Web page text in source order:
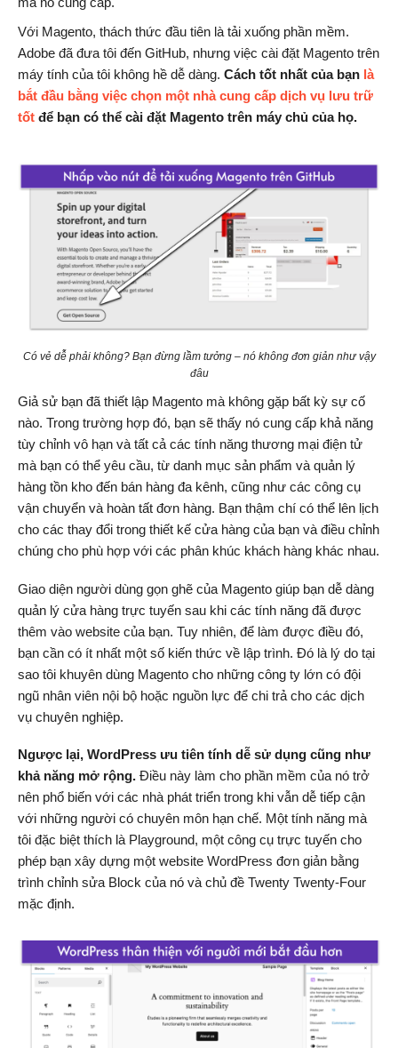
Với Magento, thách thức đầu tiên là tải xuống phần mềm.
Adobe đã đưa tôi đến GitHub, nhưng việc cài đặt Magento trên
máy tính của tôi không hề dễ dàng. Cách tốt nhất của bạn là
bắt đầu bằng việc chọn một nhà cung cấp dịch vụ lưu trữ
tốt để bạn có thể cài đặt Magento trên máy chủ của họ.
Có vẻ dễ phải không? Bạn đừng lầm tưởng – nó không đơn giản như vậy
đâu
Giả sử bạn đã thiết lập Magento mà không gặp bất kỳ sự cố
nào. Trong trường hợp đó, bạn sẽ thấy nó cung cấp khả năng
tùy chỉnh vô hạn và tất cả các tính năng thương mại điện tử
mà bạn có thể yêu cầu, từ danh mục sản phẩm và quản lý
hàng tồn kho đến bán hàng đa kênh, cũng như các công cụ
vận chuyển và hoàn tất đơn hàng. Bạn thậm chí có thể lên lịch
cho các thay đổi trong thiết kế cửa hàng của bạn và điều chỉnh
chúng cho phù hợp với các phân khúc khách hàng khác nhau.
Giao diện người dùng gọn ghẽ của Magento giúp bạn dễ dàng
quản lý cửa hàng trực tuyến sau khi các tính năng đã được
thêm vào website của bạn. Tuy nhiên, để làm được điều đó,
bạn cần có ít nhất một số kiến ​​thức về lập trình. Đó là lý do tại
sao tôi khuyên dùng Magento cho những công ty lớn có đội
ngũ nhân viên nội bộ hoặc nguồn lực để chi trả cho các dịch
vụ chuyên nghiệp.
Ngược lại, WordPress ưu tiên tính dễ sử dụng cũng như
khả năng mở rộng. Điều này làm cho phần mềm của nó trở
nên phổ biến với các nhà phát triển trong khi vẫn dễ tiếp cận
với những người có chuyên môn hạn chế. Một tính năng mà
tôi đặc biệt thích là Playground, một công cụ trực tuyến cho
phép bạn xây dựng một website WordPress đơn giản bằng
trình chỉnh sửa Block của nó và chủ đề Twenty Twenty-Four
mặc định.